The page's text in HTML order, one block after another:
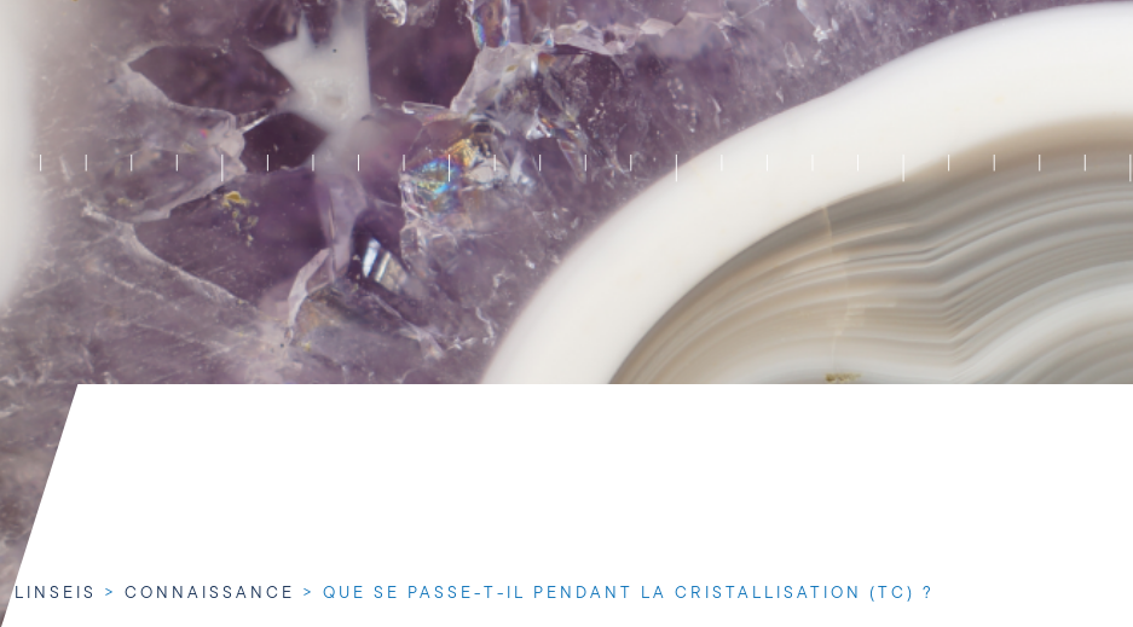
LINSEIS > CONNAISSANCE > QUE SE PASSE-T-IL PENDANT LA CRISTALLISATION (TC) ?